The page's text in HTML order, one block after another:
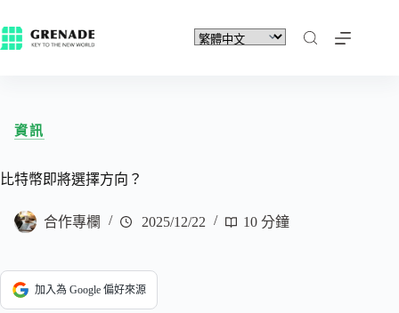
資訊
比特幣即將選擇方向？
合作專欄 2025/12/22 10 分鐘
加入為 Google 偏好來源